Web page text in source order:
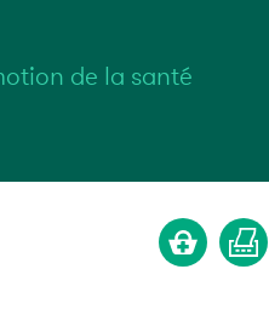
de la santé